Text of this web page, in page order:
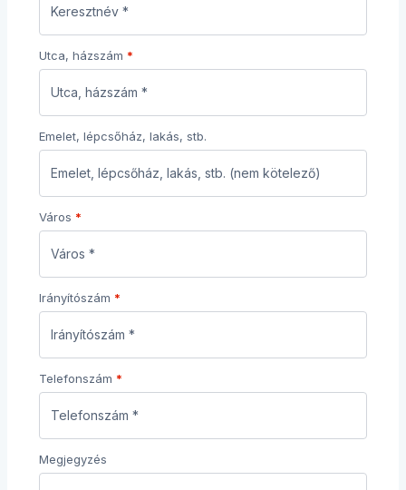
Utca, házszám *
Emelet, lépcsőház, lakás, stb.
Város *
Irányítószám *
Telefonszám *
Megjegyzés